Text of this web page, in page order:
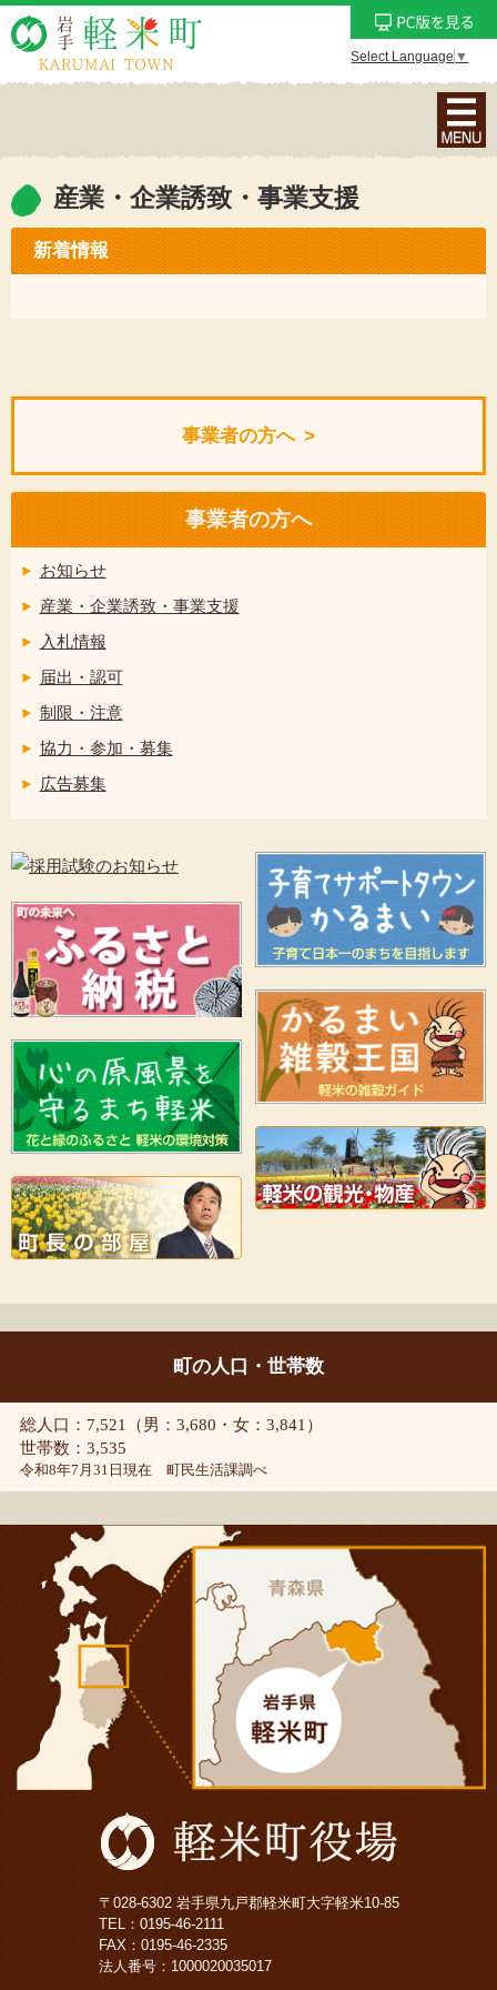
Select Language ▼
ナ
ビ
ョ
ン
産業・企業誘致・事業支援
新着情報
事業者の方へ
事業者の方へ
お知らせ
産業・企業誘致・事業支援
入札情報
届出・認可
制限・注意
協力・参加・募集
広告募集
町の人口・世帯数
総人口：7,521（男：3,680・女：3,841）
世帯数：3,535
令和8年7月31日現在 町民生活課調べ
〒028-6302 岩手県九戸郡軽米町大字軽米10-85
TEL： 0195-46-2111
FAX：0195-46-2335
法人番号：1000020035017